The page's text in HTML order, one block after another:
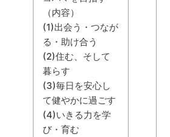
（内容）
(1)出会う・つなが
る・助け合う
(2)住む、そして
暮らす
(3)毎日を安心し
て健やかに過ごす
(4)いきる力を学
び・育む